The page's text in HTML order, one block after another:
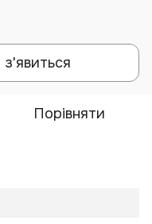
Порівняти